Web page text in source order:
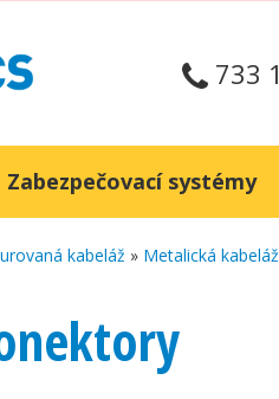
733
Zabezpečovací systémy
kabeláž » Metalická kabeláž